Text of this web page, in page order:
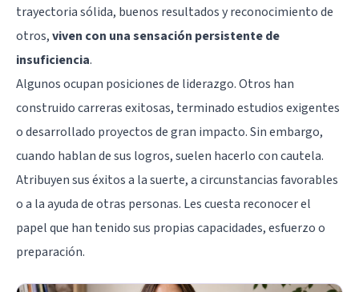
trayectoria sólida, buenos resultados y reconocimiento de
otros,viven con una sensación persistente de
insuficiencia.
Algunos ocupan posiciones de liderazgo. Otros han
construido carreras exitosas, terminado estudios exigentes
o desarrollado proyectos de gran impacto. Sin embargo,
cuando hablan de sus logros, suelen hacerlo con cautela.
Atribuyen sus éxitos a la suerte, a circunstancias favorables
o a la ayuda de otras personas. Les cuesta reconocer el
papel que han tenido sus propias capacidades, esfuerzo o
preparación.